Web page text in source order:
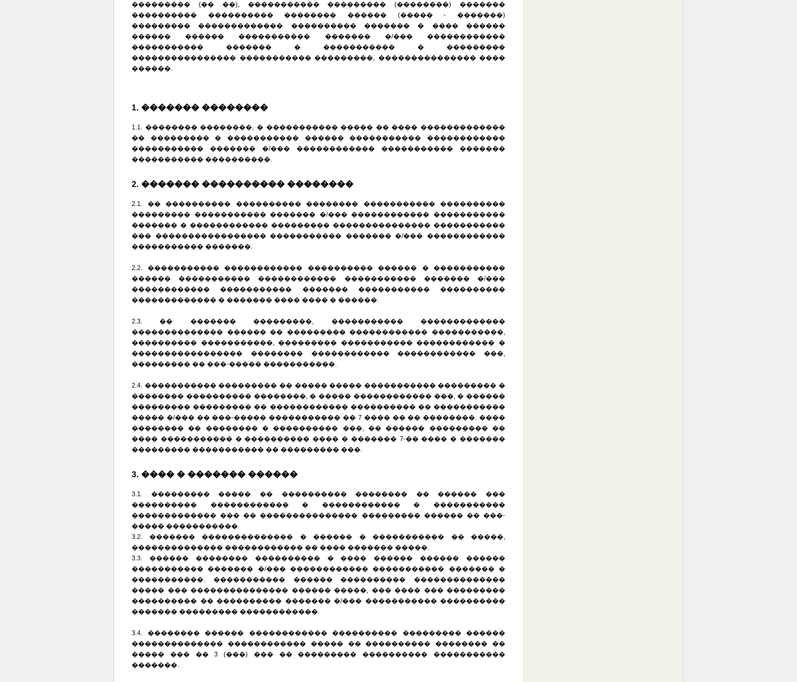
��������� (�� ��), ����������� ��������� (��������) �������
���������� ���������� �������� ������ (����� - �������)
��������� ������������� ���������� ������� � ���� ������
������ ������ ����������� ������� �/��� ������������
����������� ������� � ����������� � ���������
���������������� ����������� ���������, ��������������� ����
������.
1. ������� ��������
1.1. �������� ��������, � ����������� ����� �� ���� �������������
�� ��������� � ����������� ������ ����������� ������������
����������� ������� �/��� ������������ ����������� �������
����������� ����������.
2. ������� ���������� ��������
2.1. �� ���������� ���������� �������� ����������� ����������
��������� ����������� ������� �/��� ������������ �����������
������� � ������������ ��������� ��������������� �����������
��� ����������������� ����������� ������� �/��� ������������
����������� �������.
2.2. ����������� ������������ ���������� ������ � �����������
������ ����������� ������������ ����������� ������� �/���
������������ ����������� ������� ����������� ����������
������������� � ������� ���� ���� � ������.
2.3. �� ������� ���������, ����������� �������������
�������������� ������ �� ��������� ������������ �����������,
���������� �����������, ��������� ����������� ������������ �
����������������� �������� ������������ ������������ ���,
��������� �� ���-����� �����������.
2.4. ����������� ��������� �� ����� ����� ����������� ��������� �
�������� ���������� ��������, � ����� ������������ ���, � ������
��������� ��������� �� ������������ ���������� �� �����������
����� �/��� �� ���-����� ����������� �� 7 ���� �� �� ��������. ����
�������� �� �������� � ���������� ���, �� ������ ��������� ��
���� ����������� � ���������� ���� � ������� 7-�� ���� � �������
��������� ����������� �� ��������� ���.
3. ���� � ������� ������
3.1. ��������� ����� �� ���������� �������� �� ������ ���
���������� ������������ � ������������ � �����������
������������� ��� �� ��������������� ��������� ������ �� ���-
����� �����������.
3.2. ������� �������������� � ������ � ����������� �� �����,
�������������� ������������ �� ���� ������� �����.
3.3. ������ �������� ���������� � ���� ������ ������ ������
����������� ������� �/��� ������������ ����������� ������� �
�����������. ����������� ������ ���������� ��������������
����� ��� ��������������� ������ �����, ��� ���� ��� ���������
���������� �� ���������� ������� �/��� ����������� ����������
������� ��������� ������������.
3.4. �������� ������ ������������ ���������� ��������� ������
�������������� ������������ ����� �� ���������� �������� ��
����� ��� �� 3 (���) ��� �� ��������� ���������� �����������
�������.